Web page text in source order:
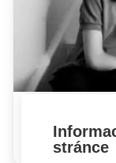
dětí
stránce